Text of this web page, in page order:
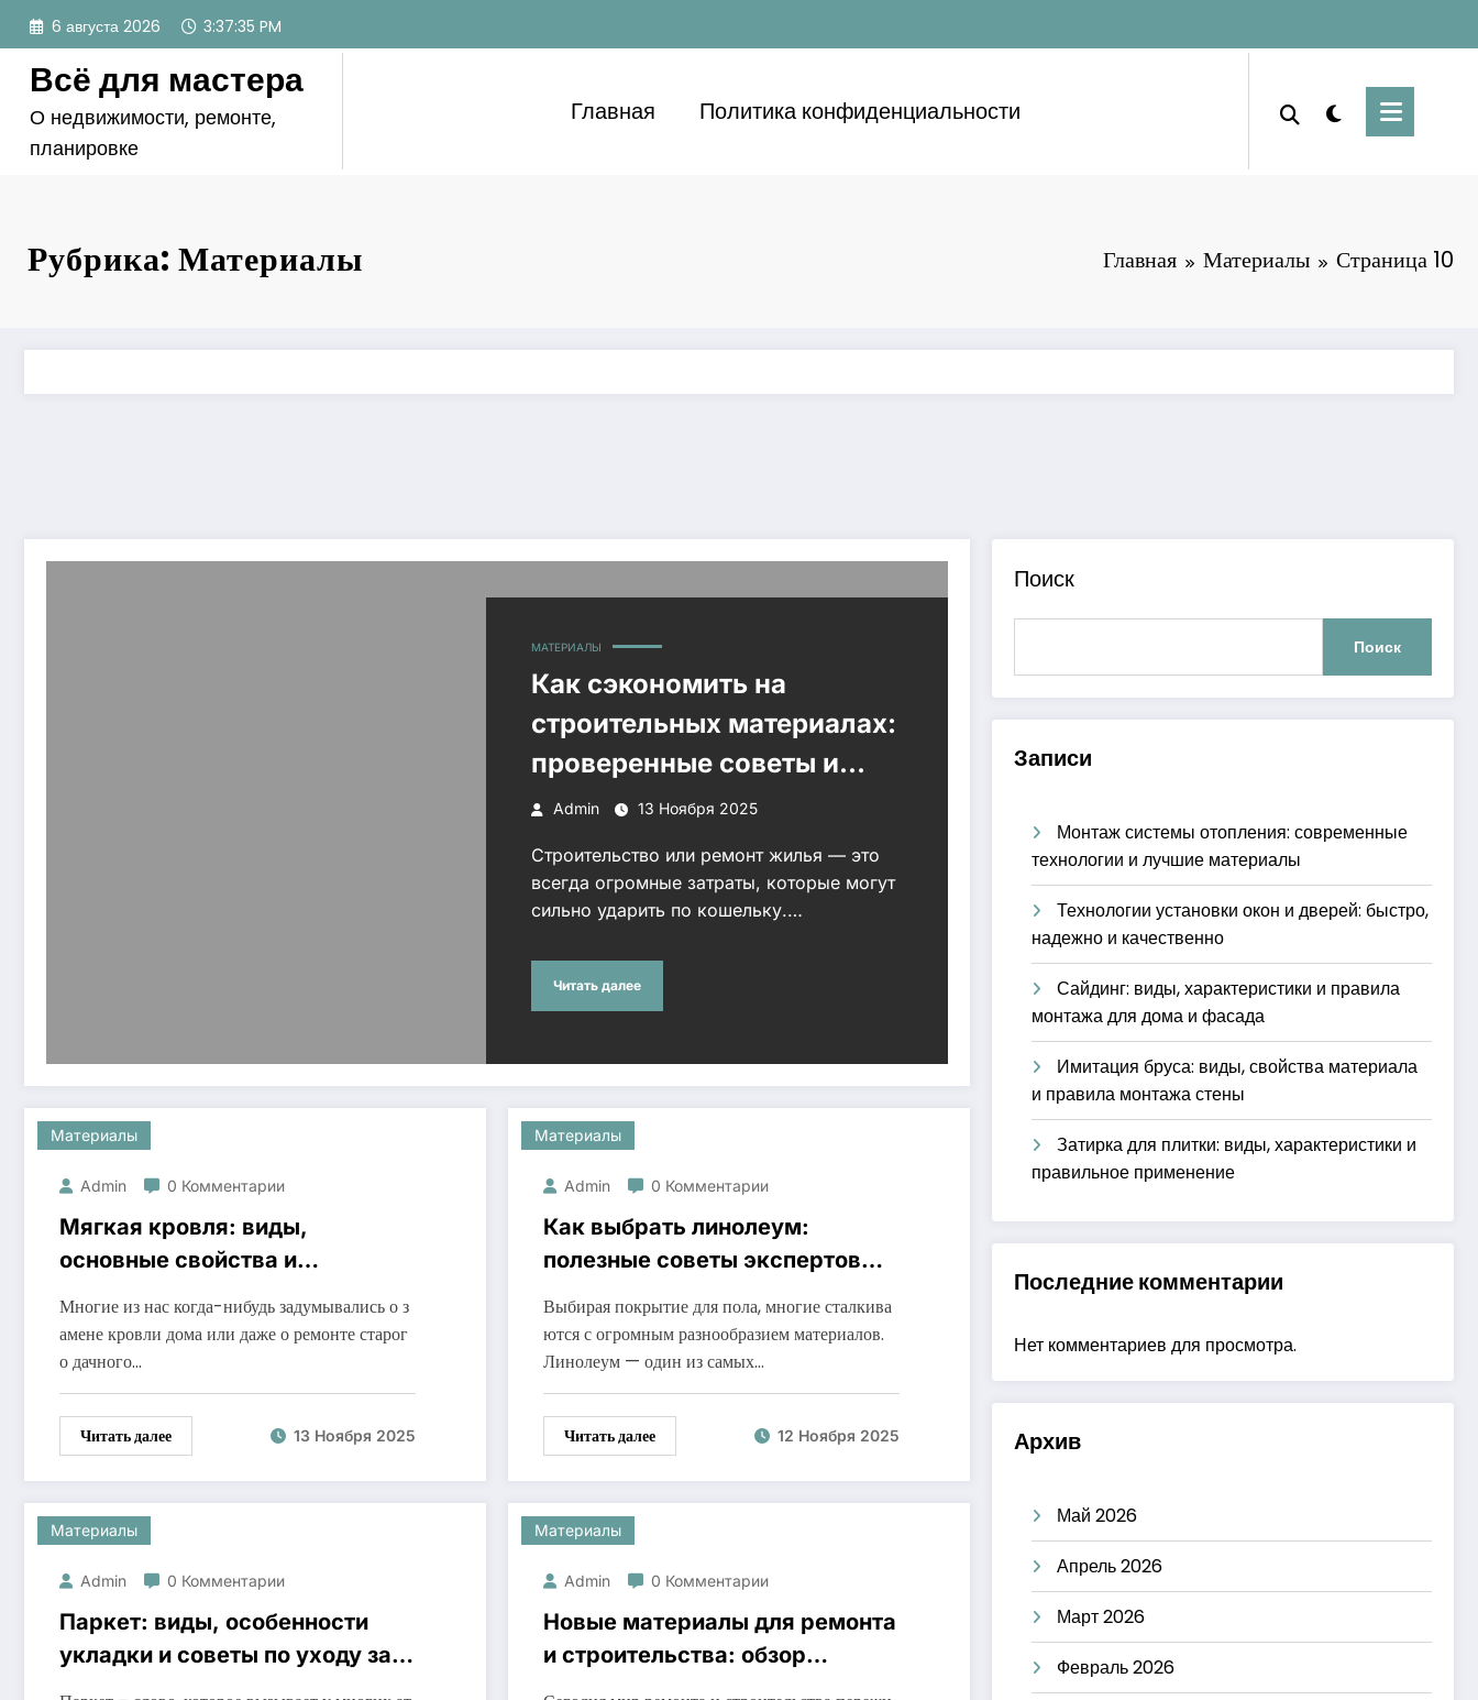
Перейти
содержимому
6 августа 2026 3:37:36 PM
Всё для мастера
О недвижимости, ремонте,
планировке
Главная Политика конфиденциальности
Рубрика: Материалы Главная Материалы Страница 10
МАТЕРИАЛЫ
Как сэкономить на
строительных материалах:
проверенные советы и
лайфхаки
Admin 13 Ноября 2025
Строительство или ремонт жилья — это
всегда огромные затраты, которые могут
сильно ударить по кошельку.…
Читать далее
Материалы
Admin 0 Комментарии
Мягкая кровля: виды,
основные свойства и
Многие из нас когда-нибудь задумывались о з
амене кровли дома или даже о ремонте старог
о дачного…
Читать далее 13 Ноября 2025
Материалы
Admin 0 Комментарии
Как выбрать линолеум:
полезные советы экспертов
Выбирая покрытие для пола, многие сталкива
ются с огромным разнообразием материалов.
Линолеум — один из самых…
Читать далее 12 Ноября 2025
Материалы
Admin 0 Комментарии
Паркет: виды, особенности
укладки и советы по уходу за
Материалы
Admin 0 Комментарии
Новые материалы для ремонта
и строительства: обзор
Поиск
Поиск
Записи
Монтаж системы отопления: современные
технологии и лучшие материалы
Технологии установки окон и дверей: быстро,
надежно и качественно
Сайдинг: виды, характеристики и правила
монтажа для дома и фасада
Имитация бруса: виды, свойства материала
и правила монтажа стены
Затирка для плитки: виды, характеристики и
правильное применение
Последние комментарии
Нет комментариев для просмотра.
Архив
Май 2026
Апрель 2026
Март 2026
Февраль 2026